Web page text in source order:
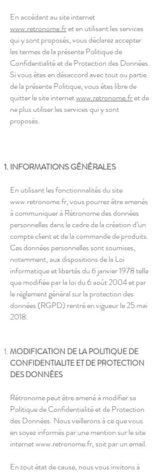
En accédant au site internet
www.retronome.fret en utilisant les services
qui y sont proposés, vous déclarez accepter
les termes de la présente Politique de
Confidentialité et de Protection des Données.
Si vous êtes en désaccord avec tout ou partie
de la présente Politique, vous êtes libre de
quitter le site internetwww.retronome.fret de
ne plus utiliser les services qui y sont
proposés.
INFORMATIONS GÉNÉRALES
En utilisant les fonctionnalités du site
www.retronome.fr, vous pourrez être amenés
à communiquer à Rétronome des données
personnelles dans le cadre de la création d’un
compte client et de la commande de produits.
Ces données personnelles sont soumises,
notamment, aux dispositions de la Loi
informatique et libertés du 6 janvier 1978 telle
que modifiée par la loi du 6 août 2004 et par
le règlement général sur la protection des
données (RGPD) rentré en vigueur le 25 mai
2018.
MODIFICATION DE LA POLITIQUE DE
CONFIDENTIALITE ET DE PROTECTION
DES DONNÉES
Rétronome peut être amené à modifier sa
Politique de Confidentialité et de Protection
des Données. Nous veillerons à ce que vous
en soyez informés par une mention sur le site
internetwww.retronome.fr, soit par un email.
En tout état de cause, nous vous invitons à